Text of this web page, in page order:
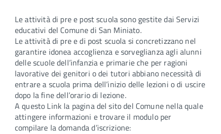
Le attività di pre e post scuola sono gestite dai Servizi
educativi del Comune di San Miniato.
Le attività di pre e di post scuola si concretizzano nel
garantire idonea accoglienza e sorveglianza agli alunni
delle scuole dell’infanzia e primarie che per ragioni
lavorative dei genitori o dei tutori abbiano necessità di
entrare a scuola prima dell’inizio delle lezioni o di uscire
dopo la fine dell’orario di lezione.
A questo Link la pagina del sito del Comune nella quale
attingere informazioni e trovare il modulo per
compilare la domanda d’iscrizione: